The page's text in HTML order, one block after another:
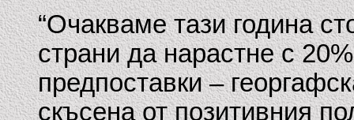
“Очакваме тази година
страни да нарастне с
предпоставки –
скъсена от позитивния